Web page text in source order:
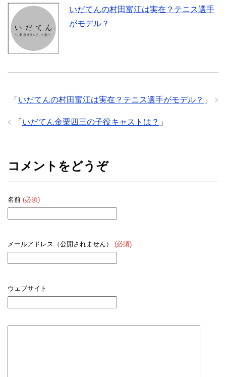
いだてんの村田富江は実在？テニス選手
がモデル？
「 いだてんの村田富江は実在？テニス選手がモデル？ 」
「 いだてん金栗四三の子役キャストは？ 」
コメントをどうぞ
名前 (必須)
メールアドレス（公開されません） (必須)
ウェブサイト